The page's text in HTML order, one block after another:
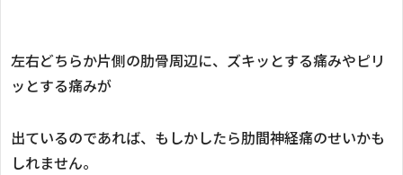
左右どちらか片側の肋骨周辺に、ズキッとする痛みやピリ
ッとする痛みが
出ているのであれば、もしかしたら肋間神経痛のせいかも
しれません。